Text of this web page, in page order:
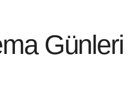
Günleri